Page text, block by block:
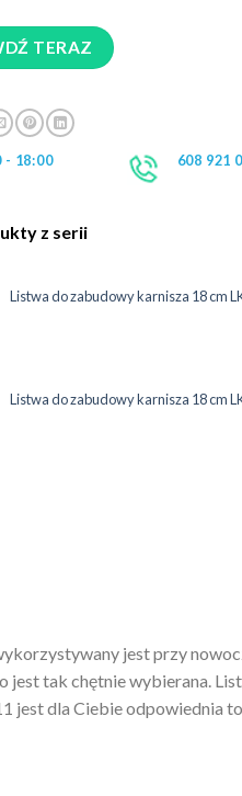
TERAZ
- 18:00 608 921
z serii
Listwa do zabudowy karnisza 18 cm
Listwa do zabudowy karnisza 18 cm
jest przy
jest tak chętnie wybierana.
jest dla Ciebie odpowiednia